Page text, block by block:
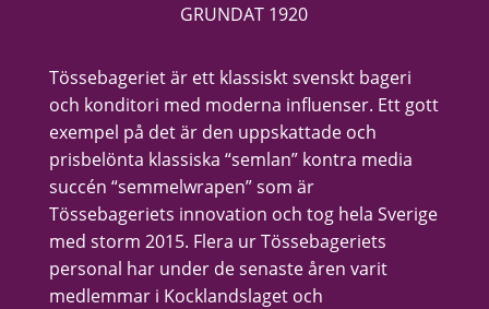
GRUNDAT 1920
Tössebageriet är ett klassiskt svenskt bageri
och konditori med moderna influenser. Ett gott
exempel på det är den uppskattade och
prisbelönta klassiska “semlan” kontra media
succén “semmelwrapen” som är
Tössebageriets innovation och tog hela Sverige
med storm 2015. Flera ur Tössebageriets
personal har under de senaste åren varit
medlemmar i Kocklandslaget och